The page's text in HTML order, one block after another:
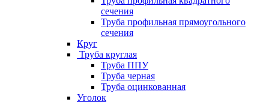
сечения
Труба профильная прямоугольного
сечения
Круг
Труба круглая
Труба ППУ
Труба черная
Труба оцинкованная
Уголок